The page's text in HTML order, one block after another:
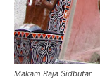
Makam Raja Sidbutar